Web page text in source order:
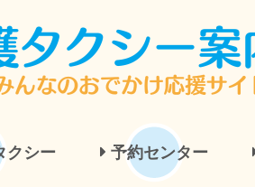
クシー 予約センター